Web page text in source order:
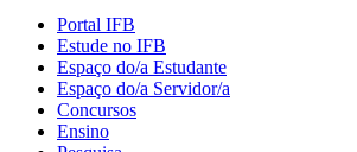
Portal IFB
Estude no IFB
Espaço do/a Estudante
Espaço do/a Servidor/a
Concursos
Ensino